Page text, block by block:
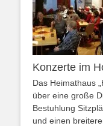
Konzerte im
Das Heimathaus
über eine große
Bestuhlung
und einen